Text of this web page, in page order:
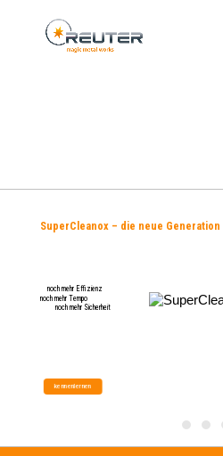
SuperCleanox – die neue Generation
noch mehr Effizienz
noch mehr Sicherheit
noch mehr Tempo
kennenlernen